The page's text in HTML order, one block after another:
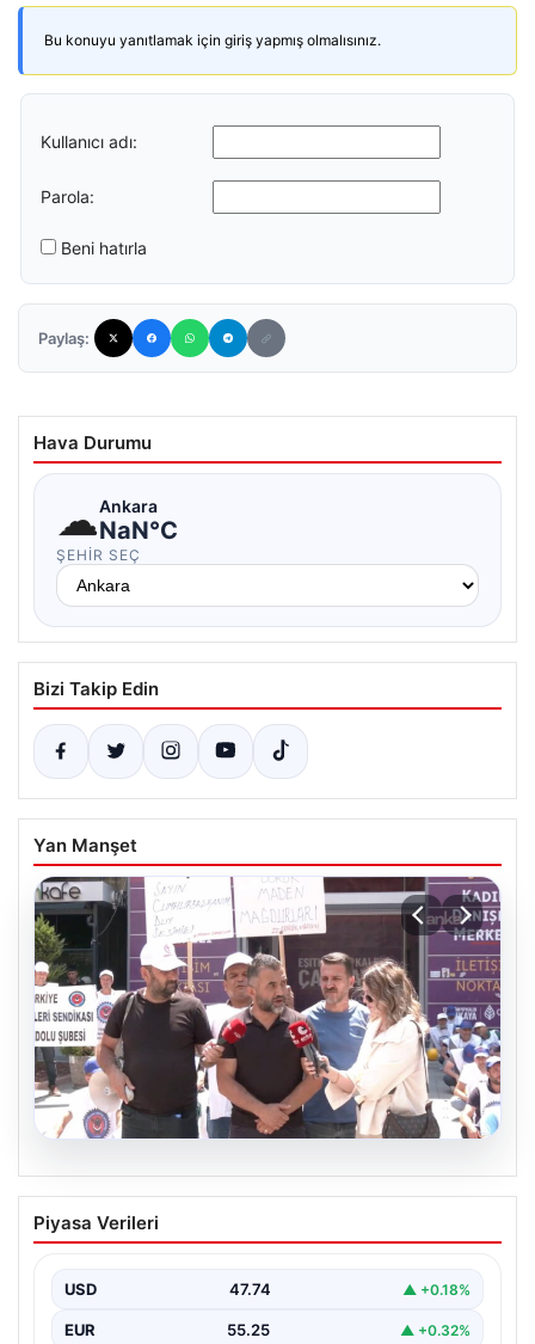
Bu konuyu yanıtlamak için giriş yapmış olmalısınız.
Kullanıcı adı:
Parola:
Beni hatırla
Paylaş:
Hava Durumu
☁Ankara
NaN°C
ŞEHIR SEÇ
Bizi Takip Edin
Yan Manşet
08.08.2026
Doruk Madencilik işçileri, oturma
eylemine devam ediyor: ‘Biz bu
{"title": "Doruk Madencilik İşçileri Oturma Eylemine
"Eskişehir’de faaliyet…
Piyasa Verileri
USD 47.74 ▲ +0.18%
EUR 55.25 ▲ +0.32%